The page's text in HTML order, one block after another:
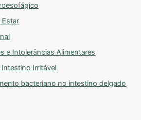
Estar
e Intolerâncias Alimentares
Irritável
bacteriano no intestino delgado